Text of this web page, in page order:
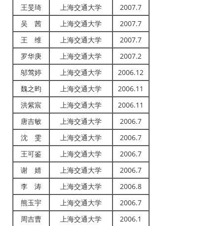
王旻琦
上海交通大学
2007.7
吴 茜
上海交通大学
2007.7
王 维
上海交通大学
2007.7
罗华庚
上海交通大学
2007.2
邬莺婷
上海交通大学
2006.12
魏之昀
上海交通大学
2006.11
洪紫宸
上海交通大学
2006.11
唐吉敏
上海交通大学
2006.7
沈 雯
上海交通大学
2006.7
王可鉴
上海交通大学
2006.7
谢 婧
上海交通大学
2006.7
李 涛
上海交通大学
2006.8
熊玉宇
上海交通大学
2006.7
周吉曹
上海交通大学
2006.1